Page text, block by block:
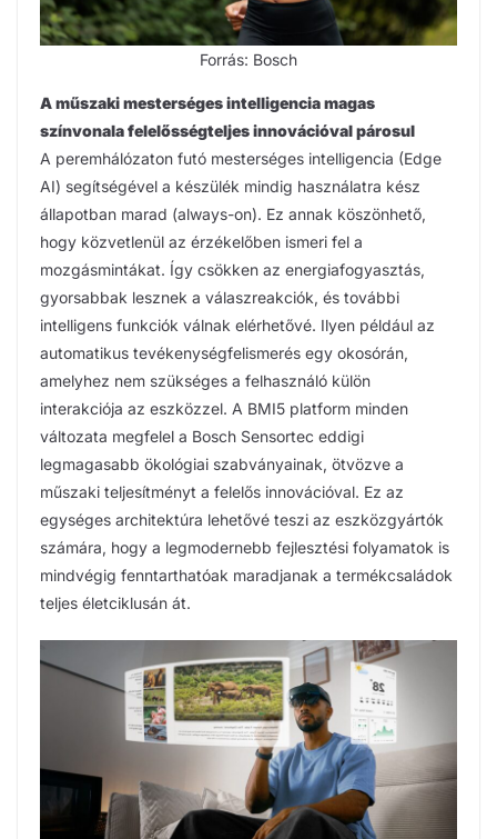
Forrás: Bosch
A műszaki mesterséges intelligencia magas
színvonala felelősségteljes innovációval párosul
A peremhálózaton futó mesterséges intelligencia (Edge
AI) segítségével a készülék mindig használatra kész
állapotban marad (always-on). Ez annak köszönhető,
hogy közvetlenül az érzékelőben ismeri fel a
mozgásmintákat. Így csökken az energiafogyasztás,
gyorsabbak lesznek a válaszreakciók, és további
intelligens funkciók válnak elérhetővé. Ilyen például az
automatikus tevékenységfelismerés egy okosórán,
amelyhez nem szükséges a felhasználó külön
interakciója az eszközzel. A BMI5 platform minden
változata megfelel a Bosch Sensortec eddigi
legmagasabb ökológiai szabványainak, ötvözve a
műszaki teljesítményt a felelős innovációval. Ez az
egységes architektúra lehetővé teszi az eszközgyártók
számára, hogy a legmodernebb fejlesztési folyamatok is
mindvégig fenntarthatóak maradjanak a termékcsaládok
teljes életciklusán át.